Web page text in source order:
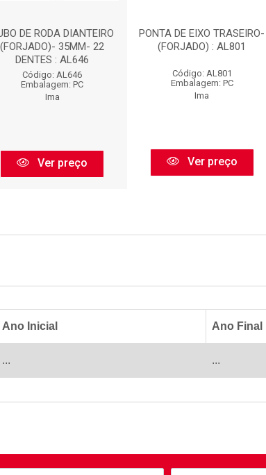
DE RODA DIANTEIRO
(FORJADO)- 35MM- 22
DENTES : AL646
Código: AL646
Embalagem: PC
Ima
Ver preço
PONTA DE EIXO TRASEIRO-
(FORJADO) : AL801
Código: AL801
Embalagem: PC
Ima
Ver preço
Ano Inicial Ano Final
... ...